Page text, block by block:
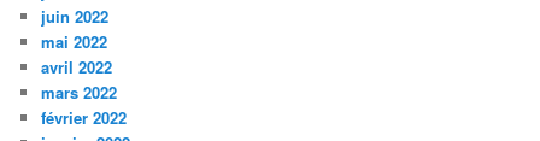
juin 2022
mai 2022
avril 2022
mars 2022
février 2022